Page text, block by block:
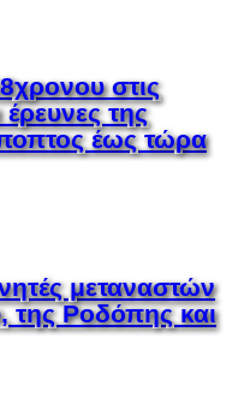
στις
έρευνες της
έως τώρα
μεταναστών
της Ροδόπης και